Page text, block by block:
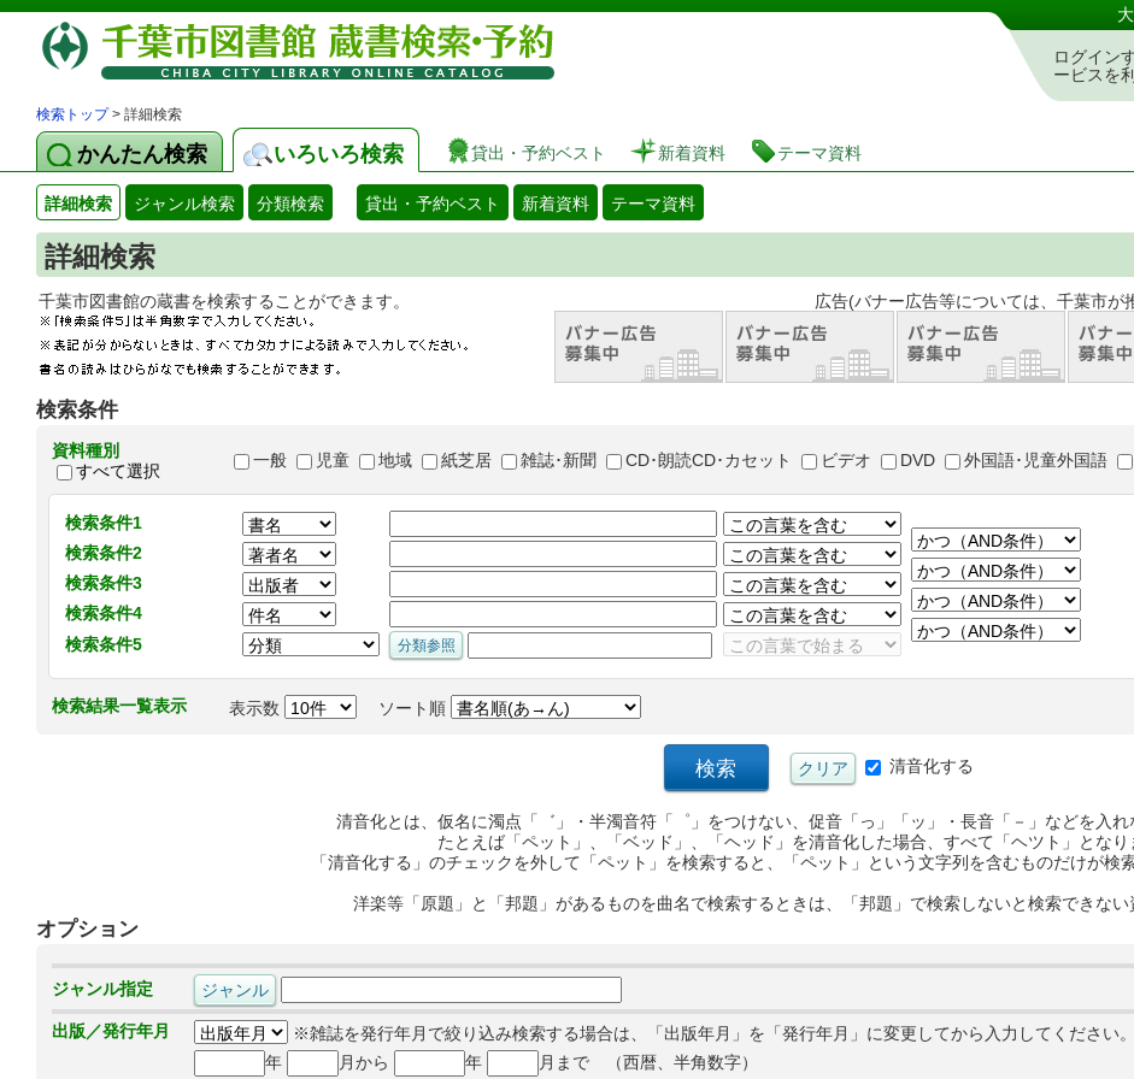
図書館 蔵書検索・予約システム 大
ログイン
ービスを
検索トップ> 詳細検索
かんたん検索 いろいろ検索 貸出・予約ベスト 新着資料 テーマ資料
詳細検索 ジャンル検索 分類検索 貸出・予約ベスト 新着資料 テーマ資料
詳細検索
千葉市図書館の蔵書を検索することができます。 広告(バナー広告等については、千葉市が推奨等をす
検索条件
資料種別
すべて選択
一般 児童 地域 紙芝居 雑誌･新聞 CD･朗読CD･カセット ビデオ DVD 外国語･児童外国語
検索条件1
検索条件2
検索条件3
検索条件4
検索条件5
検索結果一覧表示 表示数 ソート順
清音化する
清音化とは、仮名に濁点「゛」・半濁音符「゜」をつけない、促音「っ」「ッ」・長音「－」などを入れ
たとえば「ペット」、「ベッド」、「ヘッド」を清音化した場合、すべて「ヘツト」となり
「清音化する」のチェックを外して「ペット」を検索すると、「ペット」という文字列を含むものだけが検
洋楽等「原題」と「邦題」があるものを曲名で検索するときは、「邦題」で検索しないと検索できない
オプション
ジャンル指定
出版／発行年月
※雑誌を発行年月で絞り込み検索する場合は、「出版年月」を「発行年月」に変更してから入力してください。
年
月から 年 月まで （西暦、半角数字）